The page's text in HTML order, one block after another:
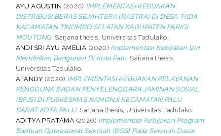
AYU AGUSTIN (2020) IMPLEMENTASI KEBIJAKAN
DISTRIBUSI BERAS SEJAHTERA (RASTRA) DI DESA TADA
KACAMATAN TINOMBO SELATAN KABUPATEN PARIGI
MOUTONG. Sarjana thesis, Universitas Tadulako.
ANDI SRI AYU AMELIA (2020) Implementasi Kebijakan Izin
Mendirikan Bangunan Di Kota Palu. Sarjana thesis,
Universitas Tadulako.
AFANDY (2020) IMPLEMENTASI KEBIJAKAN PELAYANAN
PENGGUNA BADAN PENYELENGGARA JAMINAN SOSIAL
(BPJS) DI PUSKESMAS KAMONJI KECAMATAN PALU
BARAT KOTA PALU. Sarjana thesis, Universitas Tadulako.
ADITYA PRATAMA (2020) Implementasi Kebijakan Program
Bantuan Operasional Sekolah (BOS) Pada Sekolah Dasar